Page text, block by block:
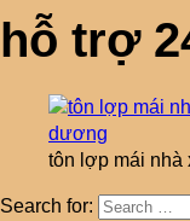
hỗ trợ
tôn lợp mái
Search for: